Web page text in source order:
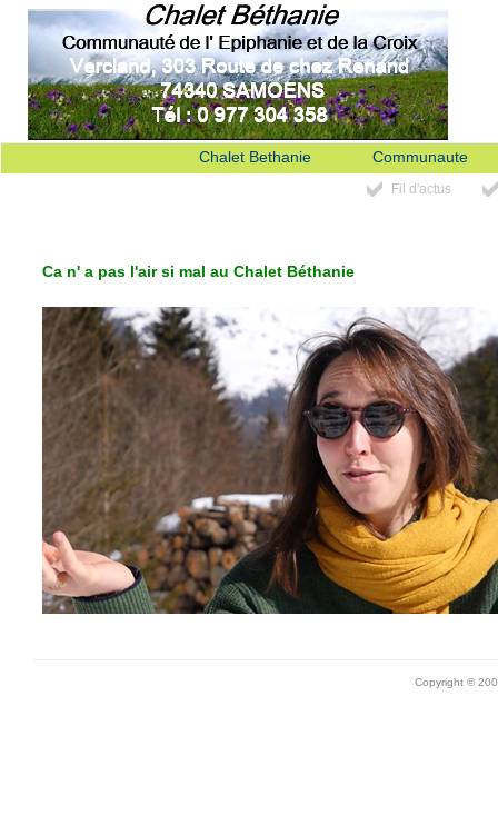
Chalet Bethanie Communaute
Fil d'actus
Ca n' a pas l'air si mal au Chalet Béthanie
Copyright ©